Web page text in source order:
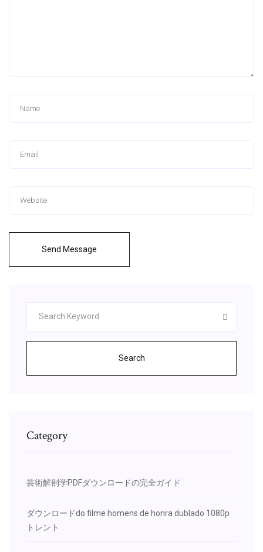
Send Message
Search
Category
芸術解剖学PDFダウンロードの完全ガイド
ダウンロードdo filme homens de honra dublado 1080p
トレント